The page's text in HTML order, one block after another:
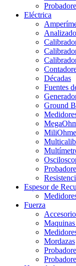
Eléctrica
Décadas
Fuentes
Ground
Espesor de
Fuerza
Mordazas